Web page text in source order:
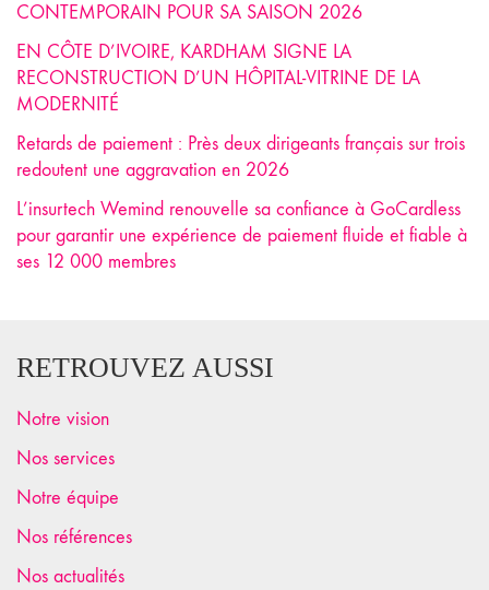
CONTEMPORAIN POUR SA SAISON 2026
EN CÔTE D’IVOIRE, KARDHAM SIGNE LA
RECONSTRUCTION D’UN HÔPITAL-VITRINE DE LA
MODERNITÉ
Retards de paiement : Près deux dirigeants français sur trois
redoutent une aggravation en 2026
L’insurtech Wemind renouvelle sa confiance à GoCardless
pour garantir une expérience de paiement fluide et fiable à
ses 12 000 membres
RETROUVEZ AUSSI
Notre vision
Nos services
Notre équipe
Nos références
Nos actualités